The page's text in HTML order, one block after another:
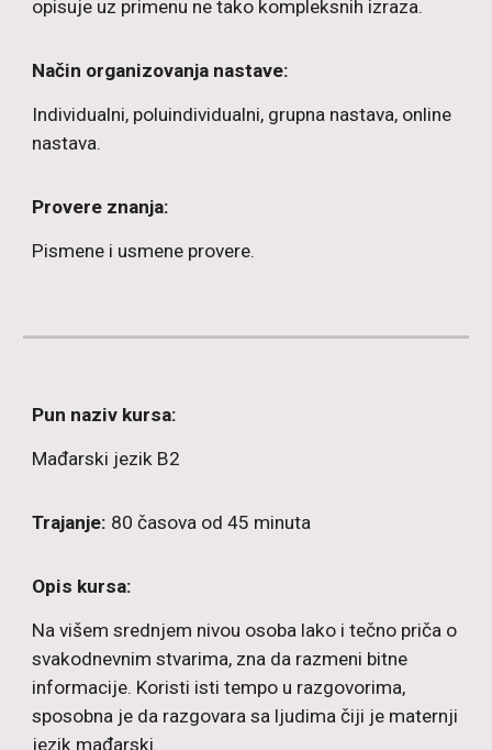
opisuje uz primenu ne tako kompleksnih izraza.
Način organizovanja nastave:
Individualni, poluindividualni, grupna nastava, online
nastava.
Provere znanja:
Pismene i usmene provere.
Pun naziv kursa:
Mađarski jezik B2
Trajanje: 80 časova od 45 minuta
Opis kursa:
Na višem srednjem nivou osoba lako i tečno priča o
svakodnevnim stvarima, zna da razmeni bitne
informacije. Koristi isti tempo u razgovorima,
sposobna je da razgovara sa ljudima čiji je maternji
jezik mađarski.